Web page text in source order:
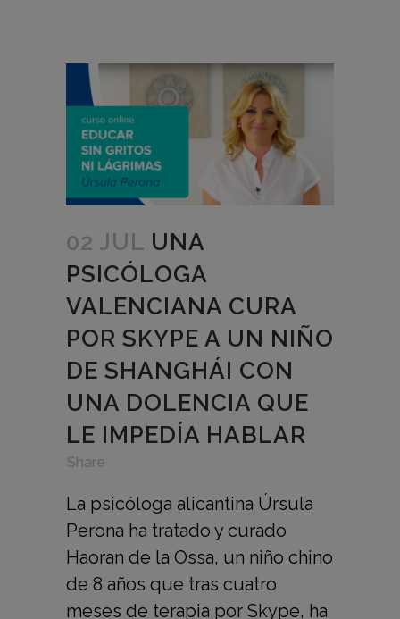
02 JUL UNA
PSICÓLOGA
VALENCIANA CURA
POR SKYPE A UN NIÑO
DE SHANGHÁI CON
UNA DOLENCIA QUE
LE IMPEDÍA HABLAR
Share
La psicóloga alicantina Úrsula
Perona ha tratado y curado
Haoran de la Ossa, un niño chino
de 8 años que tras cuatro
meses de terapia por Skype, ha